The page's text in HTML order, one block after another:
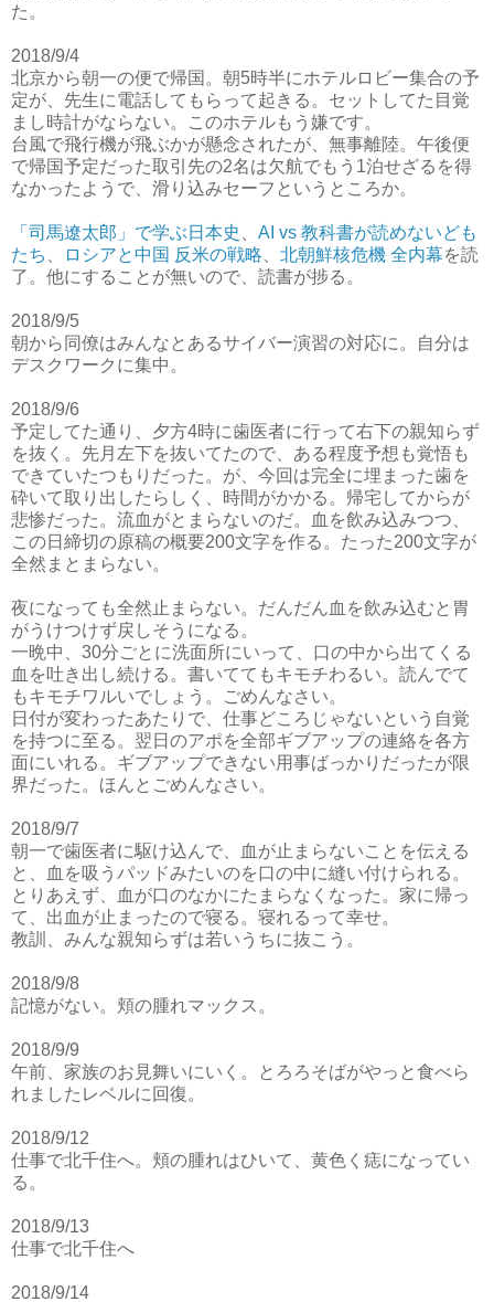
た。
2018/9/4
北京から朝一の便で帰国。朝5時半にホテルロビー集合の予
定が、先生に電話してもらって起きる。セットしてた目覚
まし時計がならない。このホテルもう嫌です。
台風で飛行機が飛ぶかが懸念されたが、無事離陸。午後便
で帰国予定だった取引先の2名は欠航でもう1泊せざるを得
なかったようで、滑り込みセーフというところか。
「司馬遼太郎」で学ぶ日本史
AI vs 教科書が読めないども
たち
ロシアと中国 反米の戦略 北朝鮮核危機 全内幕を読
了。他にすることが無いので、読書が捗る。
2018/9/5
朝から同僚はみんなとあるサイバー演習の対応に。自分は
デスクワークに集中。
2018/9/6
予定してた通り、夕方4時に歯医者に行って右下の親知らず
を抜く。先月左下を抜いてたので、ある程度予想も覚悟も
できていたつもりだった。が、今回は完全に埋まった歯を
砕いて取り出したらしく、時間がかかる。帰宅してからが
悲惨だった。流血がとまらないのだ。血を飲み込みつつ、
この日締切の原稿の概要200文字を作る。たった200文字が
全然まとまらない。
夜になっても全然止まらない。だんだん血を飲み込むと胃
がうけつけず戻しそうになる。
一晩中、30分ごとに洗面所にいって、口の中から出てくる
血を吐き出し続ける。書いててもキモチわるい。読んでて
もキモチワルいでしょう。ごめんなさい。
日付が変わったあたりで、仕事どころじゃないという自覚
を持つに至る。翌日のアポを全部ギブアップの連絡を各方
面にいれる。ギブアップできない用事ばっかりだったが限
界だった。ほんとごめんなさい。
2018/9/7
朝一で歯医者に駆け込んで、血が止まらないことを伝える
と、血を吸うパッドみたいのを口の中に縫い付けられる。
とりあえず、血が口のなかにたまらなくなった。家に帰っ
て、出血が止まったので寝る。寝れるって幸せ。
教訓、みんな親知らずは若いうちに抜こう。
2018/9/8
記憶がない。頬の腫れマックス。
2018/9/9
午前、家族のお見舞いにいく。とろろそばがやっと食べら
れましたレベルに回復。
2018/9/12
仕事で北千住へ。頬の腫れはひいて、黄色く痣になってい
る。
2018/9/13
仕事で北千住へ
2018/9/14